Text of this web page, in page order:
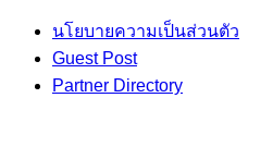
Skip
content
นโยบายความเป็นส่วนตัว
Guest Post
Partner Directory